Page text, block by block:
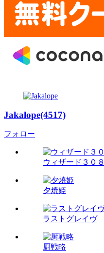
Jakalope(4517)
フォロー
ウィザード３０８
夕焼姫
ラストグレイヴ
厨戦略